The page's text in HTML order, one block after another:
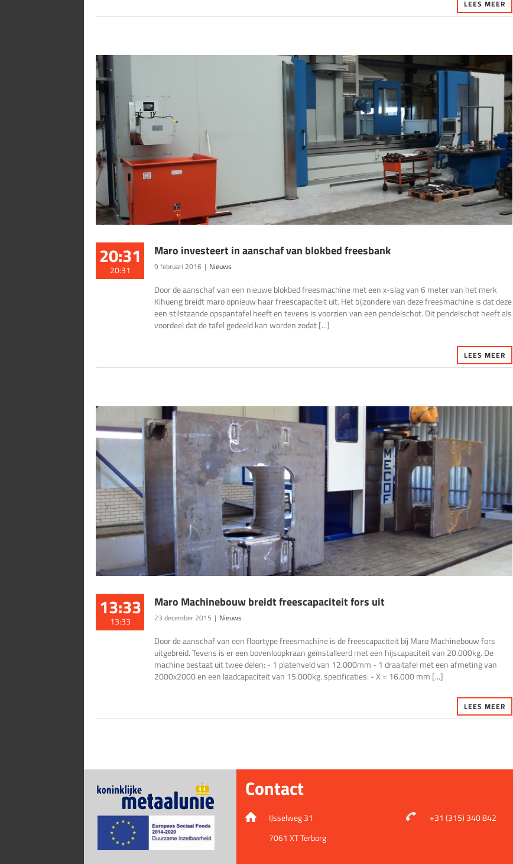
LEES MEER
20:31
20:31
Maro investeert in aanschaf van blokbed freesbank
9 februari 2016 | Nieuws
Door de aanschaf van een nieuwe blokbed freesmachine met een x-slag van 6 meter van het merk
Kihueng breidt maro opnieuw haar freescapaciteit uit. Het bijzondere van deze freesmachine is dat deze
een stilstaande opspantafel heeft en tevens is voorzien van een pendelschot. Dit pendelschot heeft als
voordeel dat de tafel gedeeld kan worden zodat [...]
LEES MEER
13:33
13:33
Maro Machinebouw breidt freescapaciteit fors uit
23 december 2015 | Nieuws
Door de aanschaf van een floortype freesmachine is de freescapaciteit bij Maro Machinebouw fors
uitgebreid. Tevens is er een bovenloopkraan geïnstalleerd met een hijscapaciteit van 20.000kg. De
machine bestaat uit twee delen: - 1 platenveld van 12.000mm - 1 draaitafel met een afmeting van
2000x2000 en een laadcapaciteit van 15.000kg. specificaties: - X = 16.000 mm [...]
LEES MEER
Contact
IJsselweg 31
7061 XT Terborg
+31 (315) 340 842